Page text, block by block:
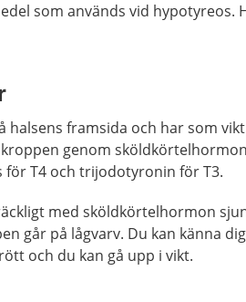
som används vid hypotyreos.
halsens framsida och har som
genom
T4 och trijodotyronin för T3.
med sköldkörtelhormon
går på lågvarv. Du kan känna
och du kan gå upp i vikt.